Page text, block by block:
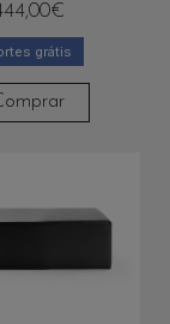
€
grátis